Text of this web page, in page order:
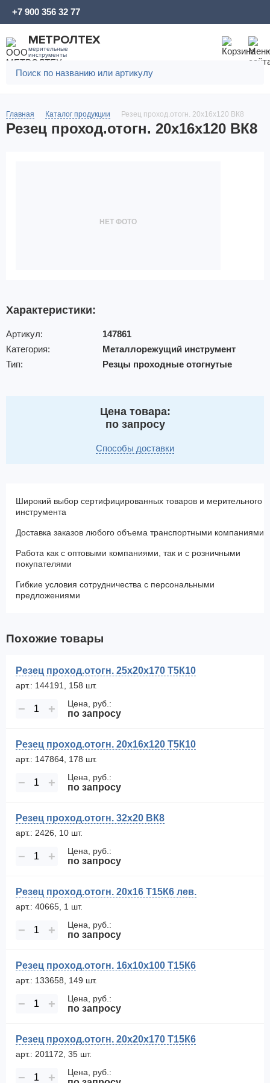
МЕТРОЛТЕХ
мерительные
инструменты
+7 900 356 32 77
Главная Каталог продукции Резец проход.отогн. 20х16х120 ВК8
Резец проход.отогн. 20х16х120 ВК8
НЕТ ФОТО
Характеристики:
Артикул:
147861
Категория:
Металлорежущий инструмент
Тип:
Резцы проходные отогнутые
Цена товара:
по запросу
Способы доставки
Широкий выбор сертифицированных товаров и мерительного
инструмента
Доставка заказов любого объема транспортными компаниями
Работа как с оптовыми компаниями, так и с розничными
покупателями
Гибкие условия сотрудничества с персональными
предложениями
Похожие товары
Резец проход.отогн. 25х20х170 Т5К10
арт.: 144191, 158 шт.
− + Цена, руб.:
по запросу
Резец проход.отогн. 20х16х120 Т5К10
арт.: 147864, 178 шт.
− + Цена, руб.:
по запросу
Резец проход.отогн. 32х20 ВК8
арт.: 2426, 10 шт.
− + Цена, руб.:
по запросу
Резец проход.отогн. 20х16 Т15К6 лев.
арт.: 40665, 1 шт.
− + Цена, руб.:
по запросу
Резец проход.отогн. 16х10х100 Т15К6
арт.: 133658, 149 шт.
− + Цена, руб.:
по запросу
Резец проход.отогн. 20х20х170 Т15К6
арт.: 201172, 35 шт.
− + Цена, руб.: